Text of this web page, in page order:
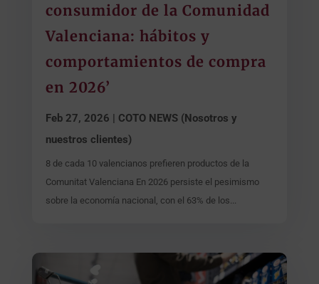
consumidor de la Comunidad
Valenciana: hábitos y
comportamientos de compra
en 2026’
Feb 27, 2026 | COTO NEWS (Nosotros y
nuestros clientes)
8 de cada 10 valencianos prefieren productos de la
Comunitat Valenciana En 2026 persiste el pesimismo
sobre la economía nacional, con el 63% de los...